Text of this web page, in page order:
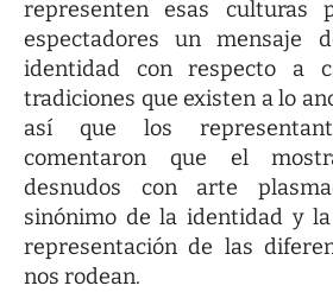
representen esas culturas
espectadores un mensaje
identidad con respecto a
tradiciones que existen a lo
así que los
comentaron que el
desnudos con arte
sinónimo de la identidad y
representación de las
nos rodean.